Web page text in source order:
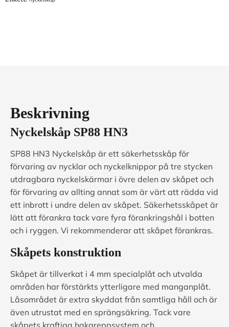
Beskrivning
Nyckelskåp SP88 HN3
SP88 HN3 Nyckelskåp är ett säkerhetsskåp för
förvaring av nycklar och nyckelknippor på tre stycken
utdragbara nyckelskärmar i övre delen av skåpet och
för förvaring av allting annat som är värt att rädda vid
ett inbrott i undre delen av skåpet. Säkerhetsskåpet är
lätt att förankra tack vare fyra förankringshål i botten
och i ryggen. Vi rekommenderar att skåpet förankras.
Skåpets konstruktion
Skåpet är tillverkat i 4 mm specialplåt och utvalda
områden har förstärkts ytterligare med manganplåt.
Låsområdet är extra skyddat från samtliga håll och är
även utrustat med en sprängsäkring. Tack vare